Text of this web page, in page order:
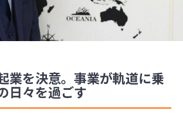
業を決意。事業が軌道に乗
日々を過ごす